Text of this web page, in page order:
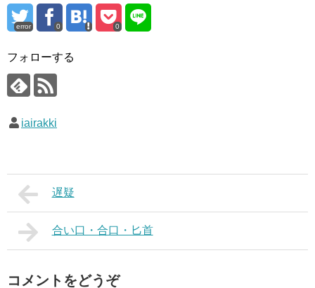
error 0 0
フォローする
iairakki
遅疑
合い口・合口・匕首
コメントをどうぞ